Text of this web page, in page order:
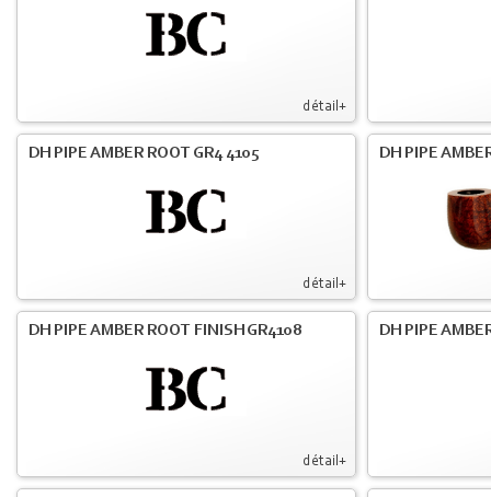
détail+
détail+
DH PIPE AMBER ROOT GR4 4105 DH PIPE
détail+
DH PIPE AMBER ROOT FINISH GR4108 DH PIPE